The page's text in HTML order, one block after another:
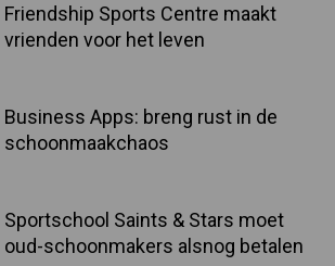
Friendship Sports Centre maakt
vrienden voor het leven
Business Apps: breng rust in de
schoonmaakchaos
Sportschool Saints & Stars moet
oud-schoonmakers alsnog betalen